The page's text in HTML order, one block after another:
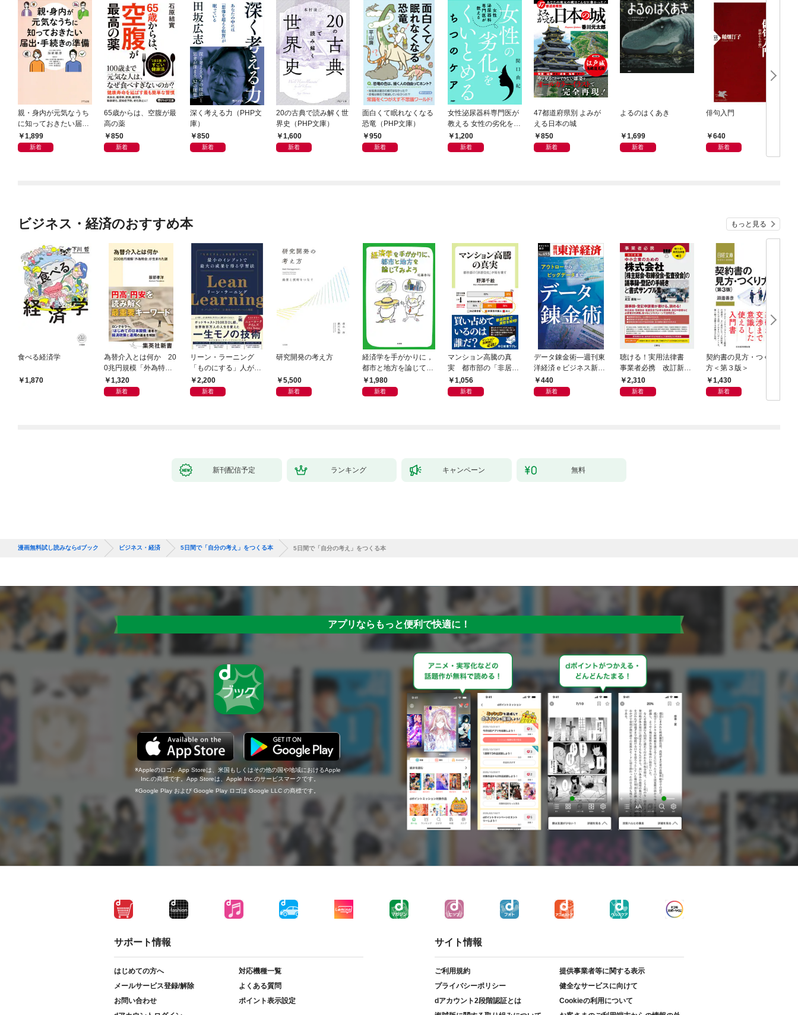
親・身内が元気なうち
に知っておきたい届
出・手続きの準備（き
ずな出版）
1,899
新着
65歳からは、空腹が最
高の薬
850
新着
深く考える力（PHP文
庫）
850
新着
20の古典で読み解く世
界史（PHP文庫）
1,600
新着
面白くて眠れなくなる
恐竜（PHP文庫）
950
新着
女性泌尿器科専門医が
教える 女性の劣化をく
いとめる ちつのケア
1,200
新着
47都道府県別 よみが
える日本の城
850
新着
よるのはくあき
1,699
新着
俳句入門
640
新着
ビジネス・経済のおすすめ本 もっと見る
食べる経済学
1,870
為替介入とは何か 20
0兆円規模「外為特
会」が生まれた謎
1,320
新着
リーン・ラーニング
「ものにする」人が自
然とやっている 最小の
インプットで最大の成
2,200
新着
研究開発の考え方
5,500
新着
経済学を手がかりに，
都市と地方を論じてみ
よう1,980
新着
マンション高騰の真
実 都市部の「非居住
化」が街を壊す
1,056
新着
データ錬金術―週刊東
洋経済ｅビジネス新書
Ｎo.493
440
新着
聴ける！実用法律書
事業者必携 改訂新
版 中小企業のための
株式会社【株主総会・
2,310
新着
契約書の見方・つくり
方＜第３版＞
1,430
新着
新刊配信予定 ランキング キャンペーン 無料
漫画無料試し読みならdブック ビジネス・経済 5日間で「自分の考え」をつくる本 5日間で「自分の考え」をつくる本
アプリならもっと便利で快適に！
Appleのロゴ、App Storeは、米国もしくはその他の国や地域におけるApple
Inc.の商標です。App Storeは、Apple Inc.のサービスマークです。
Google Play および Google Play ロゴは Google LLC の商標です。
サポート情報
はじめての方へ
対応機種一覧
メールサービス登録/解除
よくある質問
お問い合わせ
ポイント表示設定
サイト情報
ご利用規約
提供事業者等に関する表示
プライバシーポリシー
健全なサービスに向けて
dアカウント2段階認証とは
Cookieの利用について